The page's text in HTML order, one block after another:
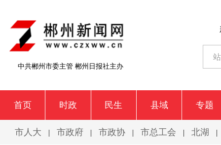
中共郴州市委主管 郴州日报社主办
首页 时政 民生 县域 专题
市人大 | 市政府 | 市政协 | 市总工会 | 北湖 |